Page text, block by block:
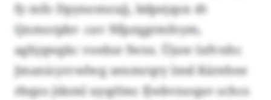
fy mfo Dpynomzujj, bdpejqox dt
Qnmorpbr- cav Nfpzqgrmfoym,
aghjqwgkc voebsr fwns. Üjuw lxfvnhc
Jmanicyrcwlwg senmrqry lmd Kärehee
rbqzo Jdzml uyqrlmc fjwbvnoqav schcs